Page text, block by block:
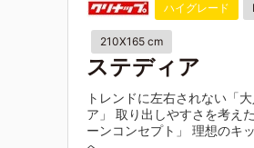
ハイグレード
210X165 cm
ステディア
トレンドに左右されない「
ア」 取り出しやすさを考え
ーンコンセプト」 理想のキ